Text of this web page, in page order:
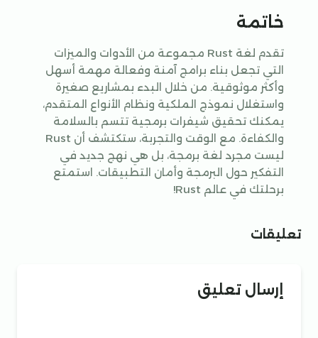
خاتمة
تقدم لغة Rust مجموعة من الأدوات والميزات
التي تجعل بناء برامج آمنة وفعالة مهمة أسهل
وأكثر موثوقية. من خلال البدء بمشاريع صغيرة
واستغلال نموذج الملكية ونظام الأنواع المتقدم،
يمكنك تحقيق شيفرات برمجية تتسم بالسلامة
والكفاءة. مع الوقت والتجربة، ستكتشف أن Rust
ليست مجرد لغة برمجة، بل هي نهج جديد في
التفكير حول البرمجة وأمان التطبيقات. استمتع
برحلتك في عالم Rust!
تعليقات
إرسال تعليق